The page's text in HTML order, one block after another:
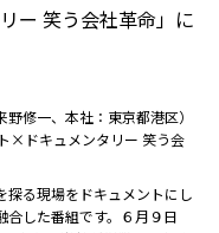
ー 笑う会社革命」に
修一、本社：東京都港区）
×ドキュメンタリー 笑う会
る現場をドキュメントにし
合した番組です。６月９日